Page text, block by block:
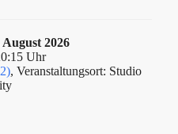
August 2026
Uhr
, Ver­anstal­tung­sort: Studio